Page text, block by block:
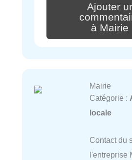
Ajouter
à Mairie
Mairie
Catégorie :
locale
Contact du
l'entreprise